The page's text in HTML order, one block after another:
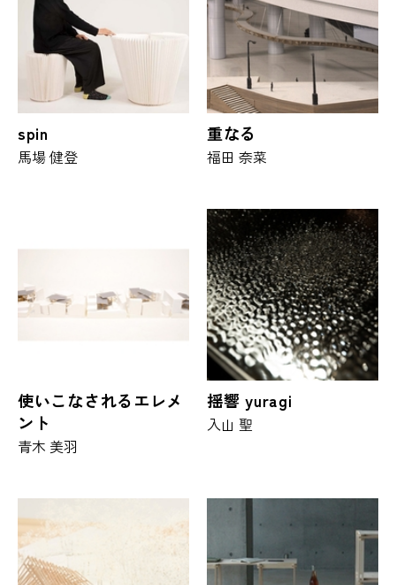
spin
馬場 健登
重なる
福田 奈菜
使いこなされるエレメ
ント
青木 美羽
揺響 yuragi
入山 聖